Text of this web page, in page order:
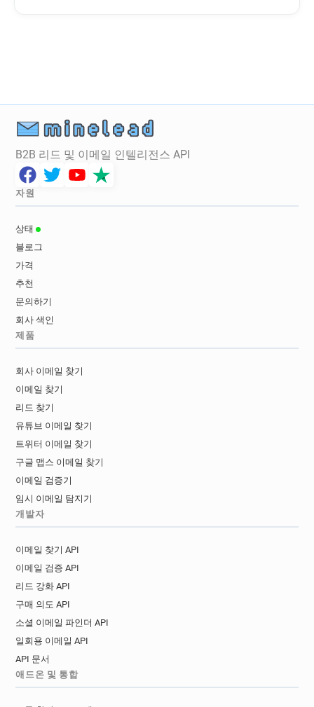
B2B 리드 및 이메일 인텔리전스 API
자원
상태
블로그
가격
추천
문의하기
회사 색인
제품
회사 이메일 찾기
이메일 찾기
리드 찾기
유튜브 이메일 찾기
트위터 이메일 찾기
구글 맵스 이메일 찾기
이메일 검증기
임시 이메일 탐지기
개발자
이메일 찾기 API
이메일 검증 API
리드 강화 API
구매 의도 API
소셜 이메일 파인더 API
일회용 이메일 API
API 문서
애드온 및 통합